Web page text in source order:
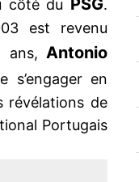
côté du PSG.
est revenu
ans, Antonio
en
révélations de
Portugais